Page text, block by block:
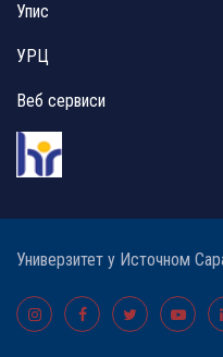
Упис
УРЦ
Веб сервиси
Универзитет у Источном